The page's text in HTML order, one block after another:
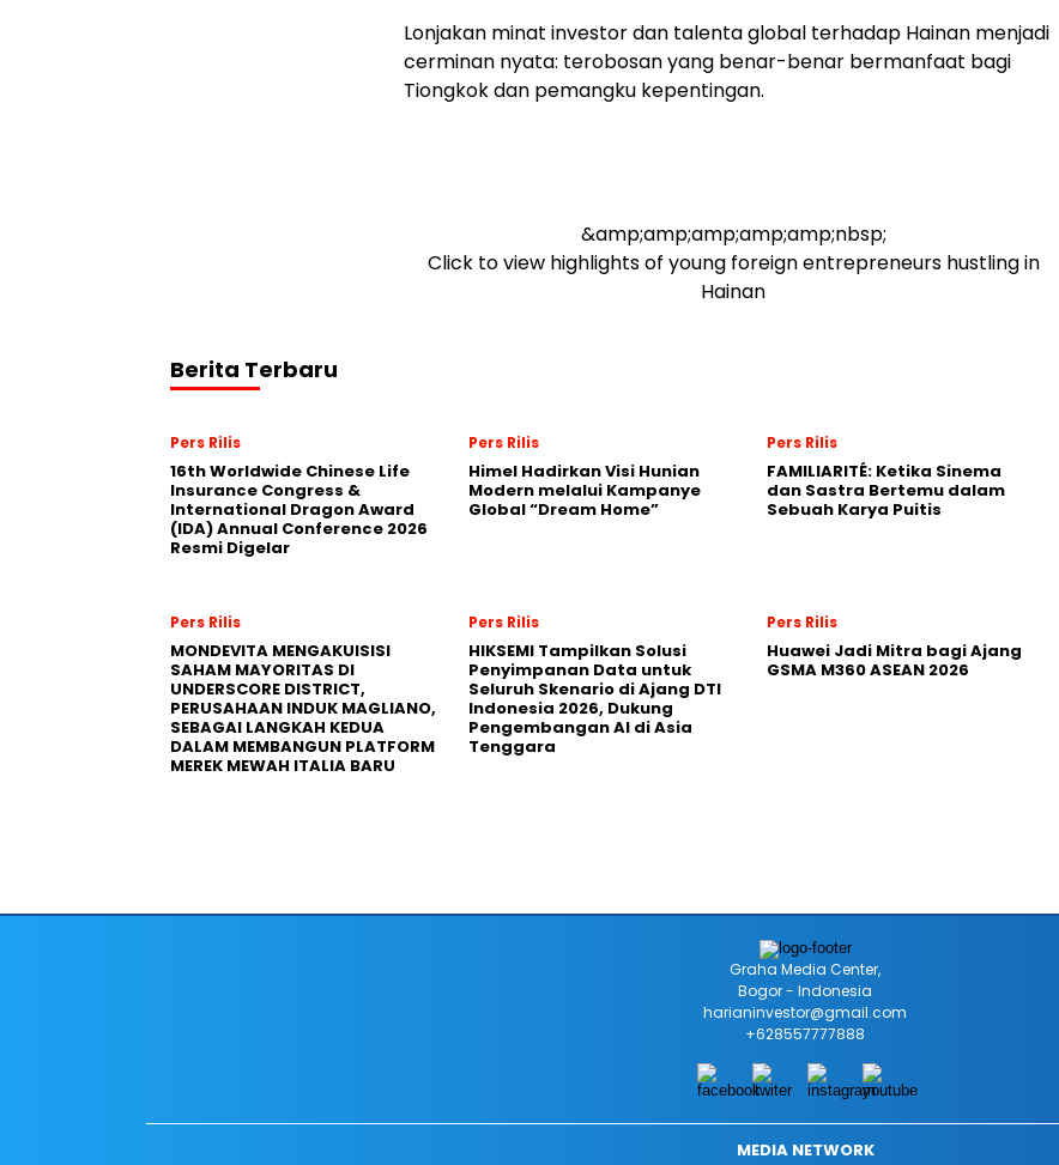
Lonjakan minat investor dan talenta global terhadap Hainan menjadi
cerminan nyata: terobosan yang benar-benar bermanfaat bagi
Tiongkok dan pemangku kepentingan.
&amp;amp;amp;amp;amp;nbsp;
Click to view highlights of young foreign entrepreneurs hustling in
Hainan
Berita Terbaru
Pers Rilis
16th Worldwide Chinese Life
Insurance Congress &
International Dragon Award
(IDA) Annual Conference 2026
Resmi Digelar
Pers Rilis
Himel Hadirkan Visi Hunian
Modern melalui Kampanye
Global “Dream Home”
Pers Rilis
FAMILIARITÉ: Ketika Sinema
dan Sastra Bertemu dalam
Sebuah Karya Puitis
Pers Rilis
MONDEVITA MENGAKUISISI
SAHAM MAYORITAS DI
UNDERSCORE DISTRICT,
PERUSAHAAN INDUK MAGLIANO,
SEBAGAI LANGKAH KEDUA
DALAM MEMBANGUN PLATFORM
MEREK MEWAH ITALIA BARU
Pers Rilis
HIKSEMI Tampilkan Solusi
Penyimpanan Data untuk
Seluruh Skenario di Ajang DTI
Indonesia 2026, Dukung
Pengembangan AI di Asia
Tenggara
Pers Rilis
Huawei Jadi Mitra bagi Ajang
GSMA M360 ASEAN 2026
Graha Media Center,
Bogor - Indonesia
harianinvestor@gmail.com
+628557777888
MEDIA NETWORK